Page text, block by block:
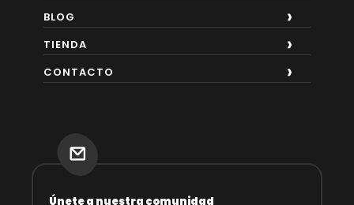
BLOG
TIENDA
CONTACTO
Únete a nuestra comunidad